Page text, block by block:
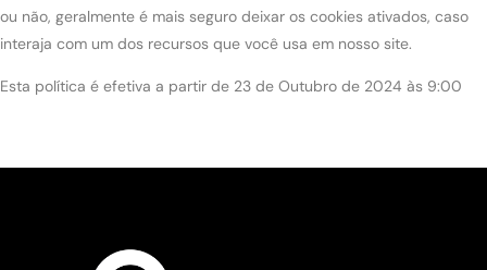
ou não, geralmente é mais seguro deixar os cookies ativados, caso
interaja com um dos recursos que você usa em nosso site.
Esta política é efetiva a partir de 23 de Outubro de 2024 às 9:00